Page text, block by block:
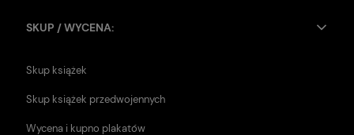
SKUP / WYCENA:
Skup książek
Skup książek przedwojennych
Wycena i kupno plakatów